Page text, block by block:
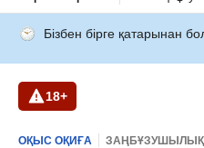
Бізбен бірге қатарынан
18+
ОҚЫС ОҚИҒА ЗАҢБҰЗУШЫЛЫҚ